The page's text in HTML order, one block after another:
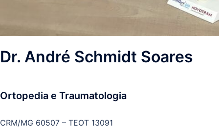
Dr. André Schmidt Soares
Ortopedia e Traumatologia
CRM/MG 60507 – TEOT 13091